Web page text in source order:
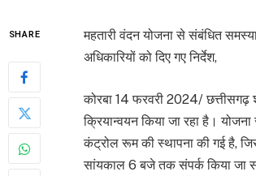
SHARE
महतारी वंदन योजना से संबंधित
अधिकारियों को दिए गए निर्देश,
कोरबा 14 फरवरी 2024/ छत्तीसगढ़
क्रियान्वयन किया जा रहा है।
कंट्रोल रूम की स्थापना की गई है,
सांयकाल 6 बजे तक संपर्क किया जा